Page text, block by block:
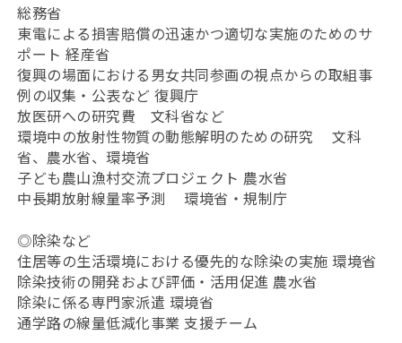
総務省
東電による損害賠償の迅速かつ適切な実施のためのサ
ポート 経産省
復興の場面における男女共同参画の視点からの取組事
例の収集・公表など 復興庁
放医研への研究費 文科省など
環境中の放射性物質の動態解明のための研究 文科
省、農水省、環境省
子ども農山漁村交流プロジェクト 農水省
中長期放射線量率予測 環境省・規制庁
◎除染など
住居等の生活環境における優先的な除染の実施 環境省
除染技術の開発および評価・活用促進 農水省
除染に係る専門家派遣 環境省
通学路の線量低減化事業 支援チーム